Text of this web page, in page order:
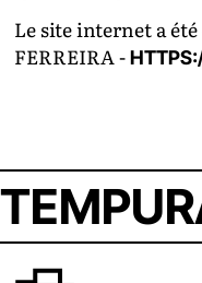
Le site internet a
FERREIRA -